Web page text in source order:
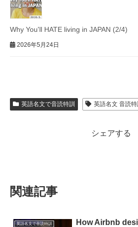
Why You'll HATE living in JAPAN (2/4)
2026年5月24日
英語名文で音読特訓 英語名文 音読
シェアする
関連記事
英語名文で音読特訓
How Airbnb